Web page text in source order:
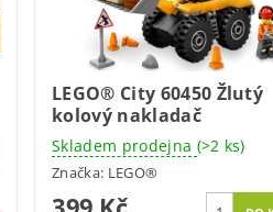
LEGO® City 60450 Žlutý
kolový nakladač
Skladem prodejna (>2 ks)
Značka: LEGO®